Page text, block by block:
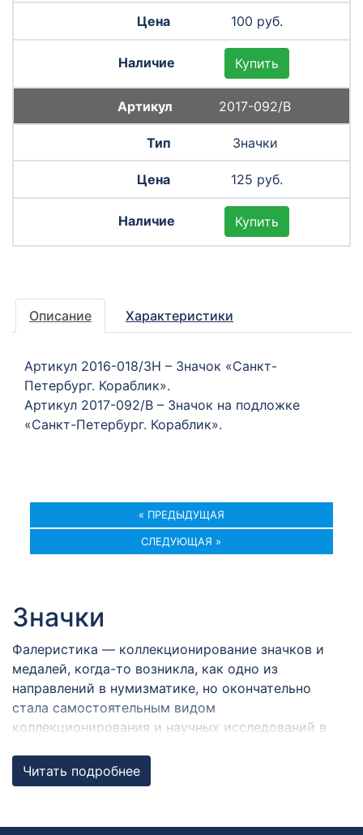
100 руб.
Купить
2017-092/В
Значки
125 руб.
Купить
Описание Характеристики
Артикул 2016-018/ЗН – Значок «Санкт-
Петербург. Кораблик».
Артикул 2017-092/В – Значок на подложке
«Санкт-Петербург. Кораблик».
« ПРЕДЫДУЩАЯ
СЛЕДУЮЩАЯ »
Значки
Фалеристика — коллекционирование значков и
медалей, когда-то возникла, как одно из
направлений в нумизматике, но окончательно
стала самостоятельным видом
коллекционирования и научных исследований в
Термин «фалеристика» произошёл от латинского
Читать подробнее